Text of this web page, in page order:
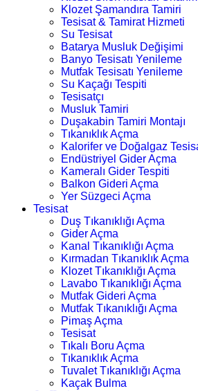
Klozet Şamandıra Tamiri
Tesisat & Tamirat Hizmeti
Su Tesisat
Batarya Musluk Değişimi
Banyo Tesisatı Yenileme
Mutfak Tesisatı Yenileme
Su Kaçağı Tespiti
Tesisatçı
Musluk Tamiri
Duşakabin Tamiri Montajı
Tıkanıklık Açma
Kalorifer ve Doğalgaz
Endüstriyel Gider Açma
Kameralı Gider Tespiti
Balkon Gideri Açma
Yer Süzgeci Açma
Tesisat
Duş Tıkanıklığı Açma
Gider Açma
Kanal Tıkanıklığı Açma
Kırmadan Tıkanıklık Açma
Klozet Tıkanıklığı Açma
Lavabo Tıkanıklığı Açma
Mutfak Gideri Açma
Mutfak Tıkanıklığı Açma
Pimaş Açma
Tesisat
Tıkalı Boru Açma
Tıkanıklık Açma
Tuvalet Tıkanıklığı Açma
Kaçak Bulma